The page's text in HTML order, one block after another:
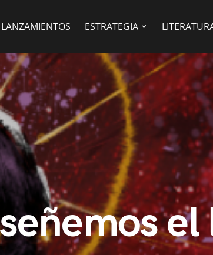
LANZAMIENTOS ESTRATEGIA
el